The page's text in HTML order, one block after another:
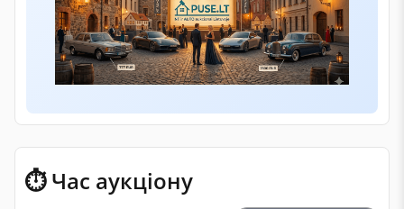
⏱ Час аукціону